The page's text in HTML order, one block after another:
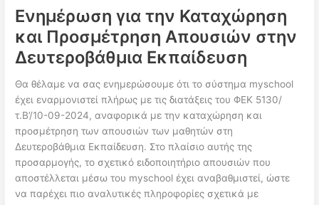
Πανελλαδικώς
Εξεταζόμενων
Μαθημάτων
Ενημέρωση για την Καταχώρηση
και Προσμέτρηση Απουσιών στην
Δευτεροβάθμια Εκπαίδευση
Θα θέλαμε να σας ενημερώσουμε ότι το σύστημα myschool
έχει εναρμονιστεί πλήρως με τις διατάξεις του ΦΕΚ 5130/
τ.Β’/10-09-2024, αναφορικά με την καταχώρηση και
προσμέτρηση των απουσιών των μαθητών στη
Δευτεροβάθμια Εκπαίδευση. Στο πλαίσιο αυτής της
προσαρμογής, το σχετικό ειδοποιητήριο απουσιών που
αποστέλλεται μέσω του myschool έχει αναβαθμιστεί, ώστε
να παρέχει πιο αναλυτικές πληροφορίες σχετικά με